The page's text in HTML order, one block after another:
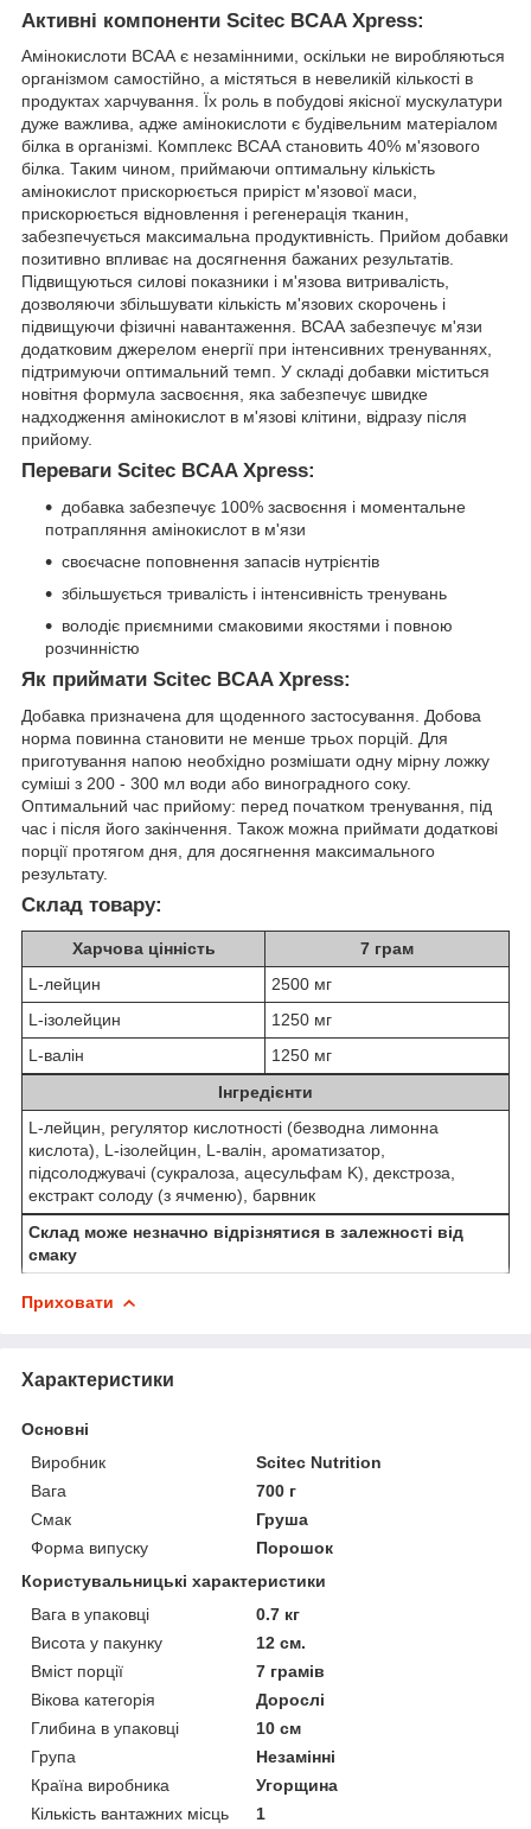
Активні компоненти Scitec BCAA Xpress:
Амінокислоти ВСАА є незамінними, оскільки не виробляються
організмом самостійно, а містяться в невеликій кількості в
продуктах харчування. Їх роль в побудові якісної мускулатури
дуже важлива, адже амінокислоти є будівельним матеріалом
білка в організмі. Комплекс ВСАА становить 40% м'язового
білка. Таким чином, приймаючи оптимальну кількість
амінокислот прискорюється приріст м'язової маси,
прискорюється відновлення і регенерація тканин,
забезпечується максимальна продуктивність. Прийом добавки
позитивно впливає на досягнення бажаних результатів.
Підвищуються силові показники і м'язова витривалість,
дозволяючи збільшувати кількість м'язових скорочень і
підвищуючи фізичні навантаження. ВСАА забезпечує м'язи
додатковим джерелом енергії при інтенсивних тренуваннях,
підтримуючи оптимальний темп. У складі добавки міститься
новітня формула засвоєння, яка забезпечує швидке
надходження амінокислот в м'язові клітини, відразу після
прийому.
Переваги Scitec BCAA Xpress:
добавка забезпечує 100% засвоєння і моментальне
потрапляння амінокислот в м'язи
своєчасне поповнення запасів нутрієнтів
збільшується тривалість і інтенсивність тренувань
володіє приємними смаковими якостями і повною
розчинністю
Як приймати Scitec BCAA Xpress:
Добавка призначена для щоденного застосування. Добова
норма повинна становити не менше трьох порцій. Для
приготування напою необхідно розмішати одну мірну ложку
суміші з 200 - 300 мл води або виноградного соку.
Оптимальний час прийому: перед початком тренування, під
час і після його закінчення. Також можна приймати додаткові
порції протягом дня, для досягнення максимального
результату.
Склад товару:
Харчова цінність
7 грам
L-лейцин
2500 мг
L-ізолейцин
1250 мг
L-валін
1250 мг
Інгредієнти
L-лейцин, регулятор кислотності (безводна лимонна
кислота), L-ізолейцин, L-валін, ароматизатор,
підсолоджувачі (сукралоза, ацесульфам K), декстроза,
екстракт солоду (з ячменю), барвник
Склад може незначно відрізнятися в залежності від
смаку
Приховати
Характеристики
Основні
Виробник
Scitec Nutrition
Вага
700 г
Смак
Груша
Форма випуску
Порошок
Користувальницькі характеристики
Вага в упаковці
0.7 кг
Висота у пакунку
12 см.
Вміст порції
7 грамів
Вікова категорія
Дорослі
Глибина в упаковці
10 см
Група
Незамінні
Країна виробника
Угорщина
Кількість вантажних місць
1